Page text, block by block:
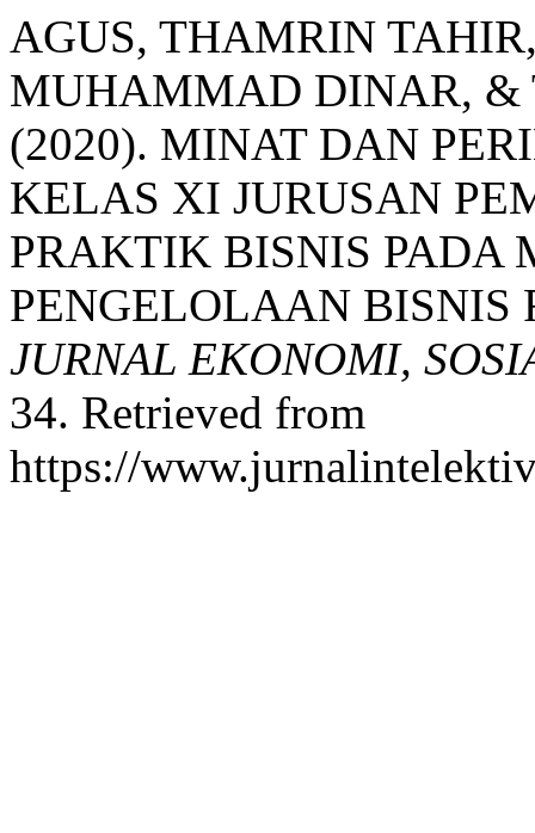
AGUS, THAMRIN
MUHAMMAD DINAR, &
(2020). MINAT DAN
KELAS XI JURUSAN
PRAKTIK BISNIS PADA
PENGELOLAAN BISNIS
JURNAL EKONOMI,
34. Retrieved from
https://